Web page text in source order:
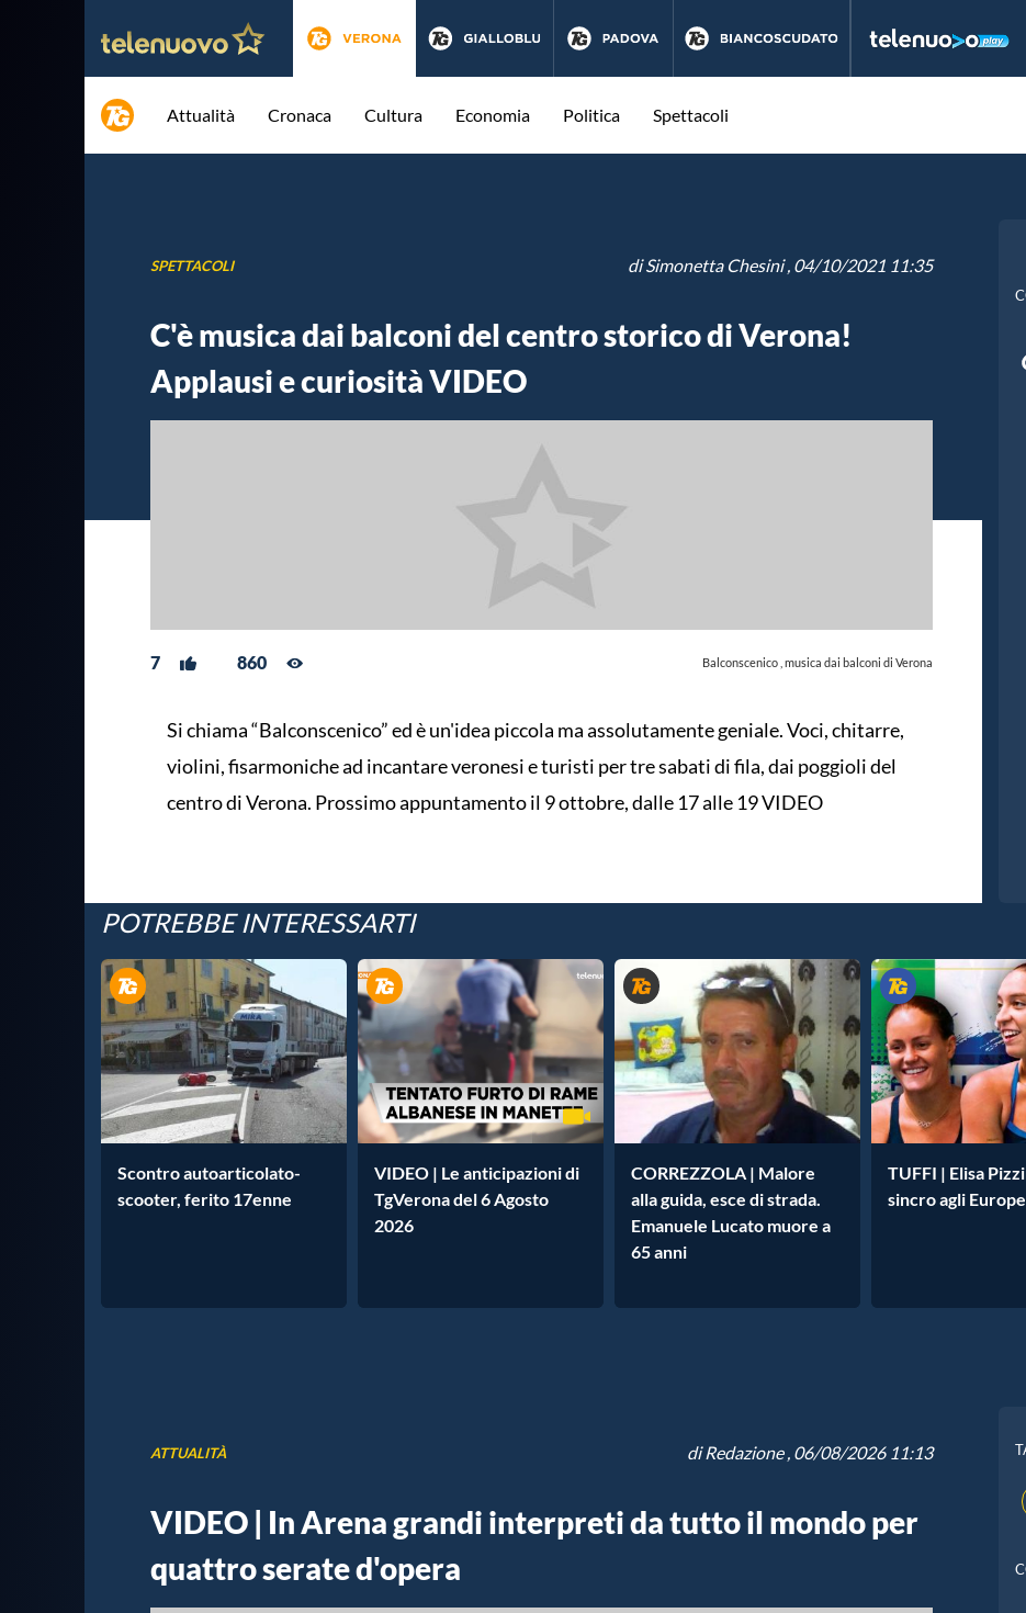
Attualità Cronaca Cultura Economia Politica Spettacoli
SPETTACOLI diSimonetta Chesini, 04/10/2021 11:35
C'è musica dai balconi del centro storico di Verona!
Applausi e curiosità VIDEO
7 860 Balconscenico , musica dai balconi di Verona
Si chiama “Balconscenico” ed è un'idea piccola ma assolutamente geniale. Voci, chitarre,
violini, fisarmoniche ad incantare veronesi e turisti per tre sabati di fila, dai poggioli del
centro di Verona. Prossimo appuntamento il 9 ottobre, dalle 17 alle 19 VIDEO
POTREBBE INTERESSARTI
Scontro autoarticolato-
scooter, ferito 17enne
VIDEO | Le anticipazioni di
TgVerona del 6 Agosto
2026
CORREZZOLA | Malore
alla guida, esce di strada.
Emanuele Lucato muore a
65 anni
TUFFI | Elisa
sincro agli
ATTUALITÀ diRedazione, 06/08/2026 11:13
VIDEO | In Arena grandi interpreti da tutto il mondo per
quattro serate d'opera